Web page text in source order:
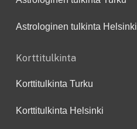
Astrologinen tulkinta Helsinki
Korttitulkinta
Korttitulkinta Turku
Korttitulkinta Helsinki